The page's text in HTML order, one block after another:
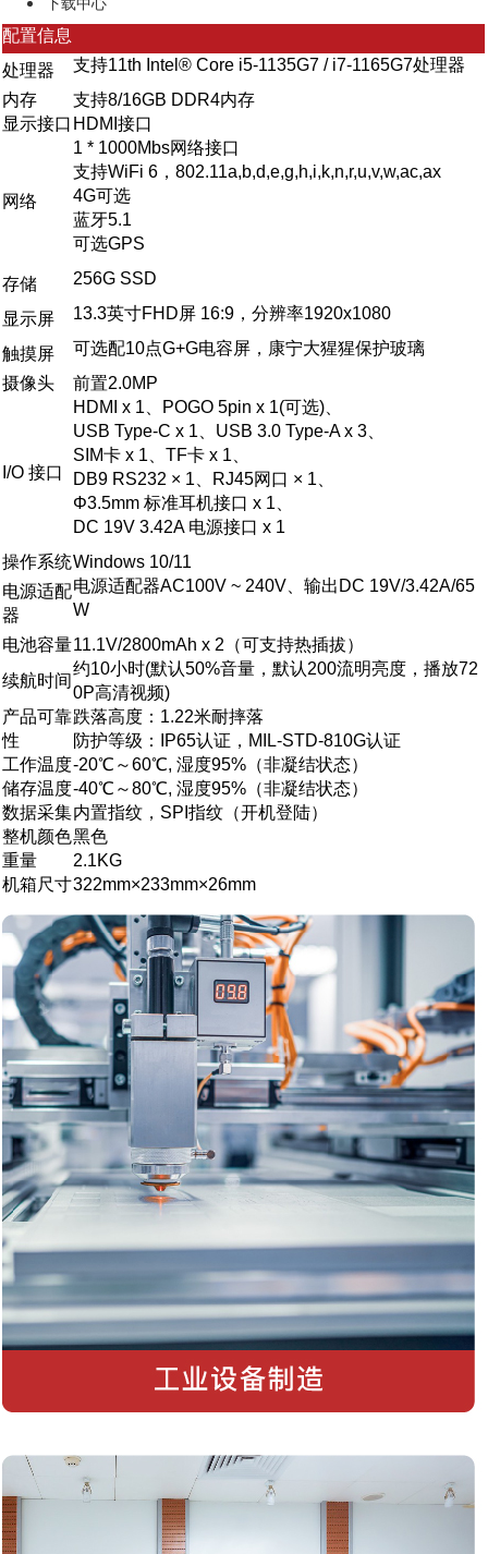
配置信息
处理器
支持11th Intel® Core i5-1135G7 / i7-1165G7处理器
内存
支持8/16GB DDR4内存
显示接口 HDMI接口
网络
1 * 1000Mbs网络接口
支持WiFi 6，802.11a,b,d,e,g,h,i,k,n,r,u,v,w,ac,ax
4G可选
蓝牙5.1
可选GPS
存储 256G SSD
显示屏 13.3英寸FHD屏 16:9，分辨率1920x1080
触摸屏
可选配10点G+G电容屏，康宁大猩猩保护玻璃
摄像头
前置2.0MP
I/O 接口
HDMI x 1、POGO 5pin x 1(可选)、
USB Type-C x 1、USB 3.0 Type-A x 3、
SIM卡 x 1、TF卡 x 1、
DB9 RS232 × 1、RJ45网口 × 1、
Φ3.5mm 标准耳机接口 x 1、
DC 19V 3.42A 电源接口 x 1
操作系统Windows 10/11
电源适配
器
电源适配器AC100V ~ 240V、输出DC 19V/3.42A/65
W
电池容量11.1V/2800mAh x 2（可支持热插拔）
续航时间
约10小时(默认50%音量，默认200流明亮度，播放72
0P高清视频)
产品可靠
性
跌落高度：1.22米耐摔落
防护等级：IP65认证，MIL-STD-810G认证
工作温度-20℃～60℃, 湿度95%（非凝结状态）
储存温度-40℃～80℃, 湿度95%（非凝结状态）
数据采集内置指纹，SPI指纹（开机登陆）
整机颜色黑色
重量
2.1KG
机箱尺寸322mm×233mm×26mm